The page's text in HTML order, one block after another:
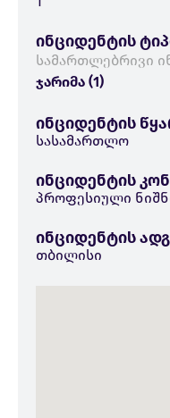
ინციდენტის
სამართლებრივი
ჯარიმა (1)
ინციდენტის
სასამართლო
ინციდენტის
პროფესიული
ინციდენტის
თბილისი